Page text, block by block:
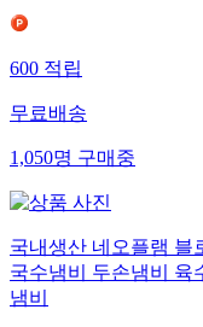
600적립
무료배송
1,050명구매중
국내생산 네오플램 블
국수냄비 두손냄비 육
냄비